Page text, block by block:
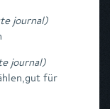
journal)
journal)
für